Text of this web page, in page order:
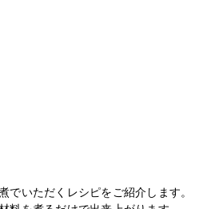
でいただくレシピをご紹介します。